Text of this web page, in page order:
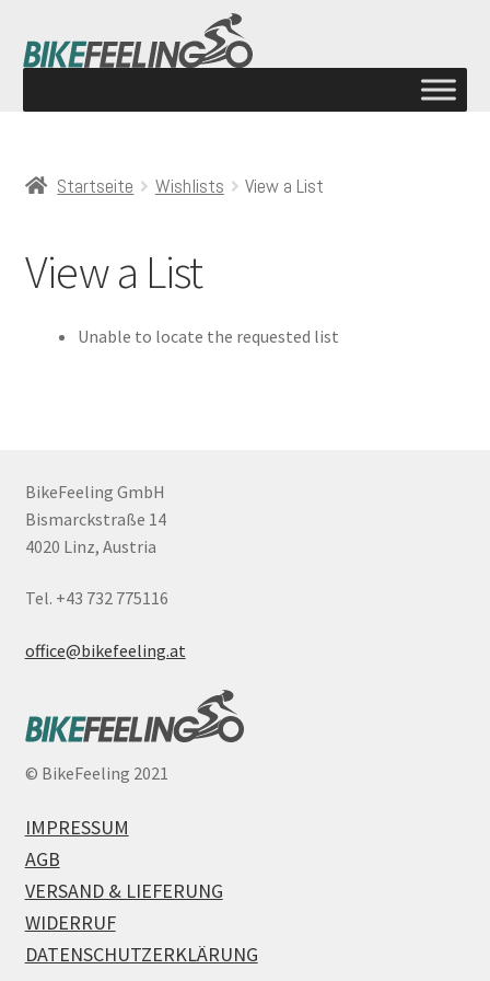
Startseite Wishlists View a List
View a List
Unable to locate the requested list
BikeFeeling GmbH
Bismarckstraße 14
4020 Linz, Austria
Tel. +43 732 775116
office@bikefeeling.at
© BikeFeeling 2021
IMPRESSUM
AGB
VERSAND & LIEFERUNG
WIDERRUF
DATENSCHUTZERKLÄRUNG